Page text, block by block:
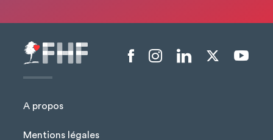
A propos
Mentions légales
Menu liens sociaux